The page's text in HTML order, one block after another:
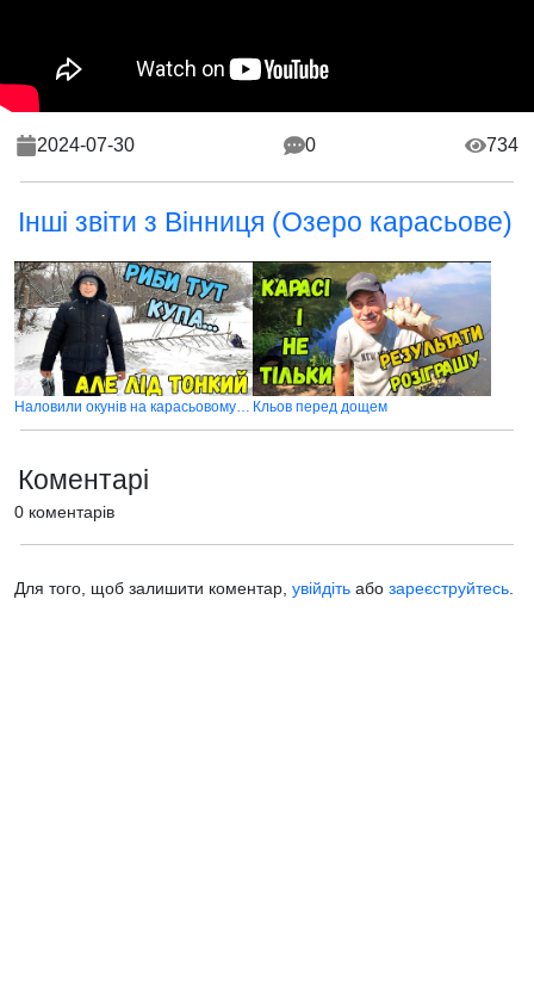
2024-07-30 0 734
Інші звіти з Вінниця (Озеро карасьове)
Наловили окунів на карасьовому озері Кльов перед дощем
Коментарі
0 коментарів
Для того, щоб залишити коментар, увійдіть або зареєструйтесь